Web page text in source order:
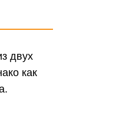
двух
как